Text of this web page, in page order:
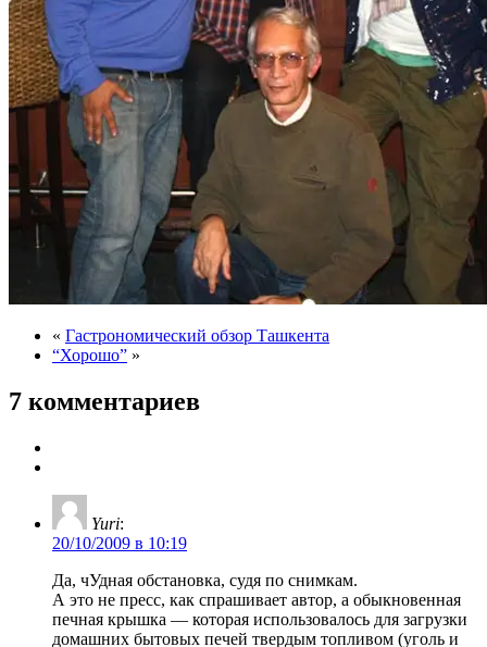
« Гастрономический обзор Ташкента
“Хорошо” »
7 комментариев
Yuri:
20/10/2009 в 10:19
Да, чУдная обстановка, судя по снимкам.
А это не пресс, как спрашивает автор, а обыкновенная
печная крышка — которая использовалось для загрузки
домашних бытовых печей твердым топливом (уголь и